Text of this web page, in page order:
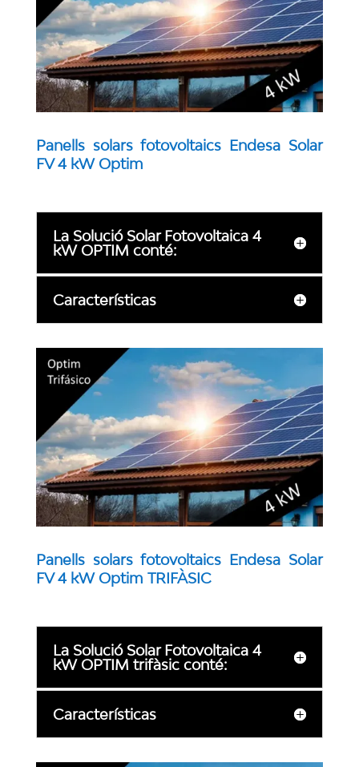
Panells solars fotovoltaics Endesa Solar
FV 4 kW Optim
La Solució Solar Fotovoltaica 4
kW OPTIM conté:
Características
Panells solars fotovoltaics Endesa Solar
FV 4 kW Optim TRIFÀSIC
La Solució Solar Fotovoltaica 4
kW OPTIM trifàsic conté:
Características